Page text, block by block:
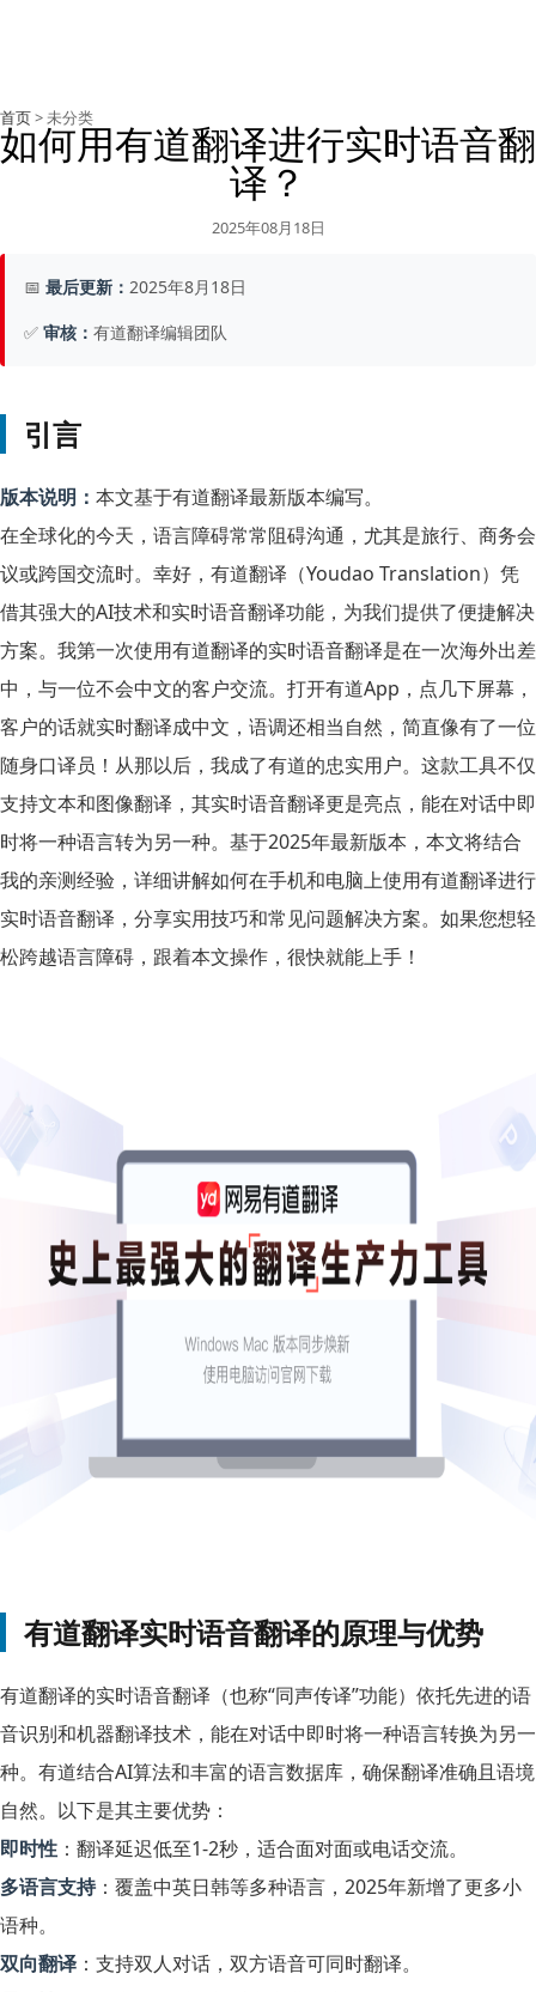
首页> 未分类
如何用有道翻译进行实时语音翻
译？
2025年08月18日
📅 最后更新： 2025年8月18日
✅ 审核： 有道翻译编辑团队
引言
版本说明： 本文基于有道翻译最新版本编写。
在全球化的今天，语言障碍常常阻碍沟通，尤其是旅行、商务会
议或跨国交流时。幸好，有道翻译（Youdao Translation）凭
借其强大的AI技术和实时语音翻译功能，为我们提供了便捷解决
方案。我第一次使用有道翻译的实时语音翻译是在一次海外出差
中，与一位不会中文的客户交流。打开有道App，点几下屏幕，
客户的话就实时翻译成中文，语调还相当自然，简直像有了一位
随身口译员！从那以后，我成了有道的忠实用户。这款工具不仅
支持文本和图像翻译，其实时语音翻译更是亮点，能在对话中即
时将一种语言转为另一种。基于2025年最新版本，本文将结合
我的亲测经验，详细讲解如何在手机和电脑上使用有道翻译进行
实时语音翻译，分享实用技巧和常见问题解决方案。如果您想轻
松跨越语言障碍，跟着本文操作，很快就能上手！
有道翻译实时语音翻译的原理与优势
有道翻译的实时语音翻译（也称“同声传译”功能）依托先进的语
音识别和机器翻译技术，能在对话中即时将一种语言转换为另一
种。有道结合AI算法和丰富的语言数据库，确保翻译准确且语境
自然。以下是其主要优势：
即时性 ：翻译延迟低至1-2秒，适合面对面或电话交流。
多语言支持：覆盖中英日韩等多种语言，2025年新增了更多小
语种。
双向翻译 ：支持双人对话，双方语音可同时翻译。